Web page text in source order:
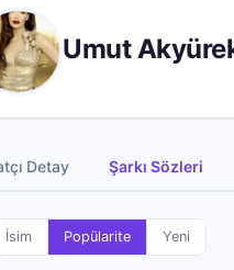
Umut
Detay Şarkı Sözleri
İsim Popülarite Yeni